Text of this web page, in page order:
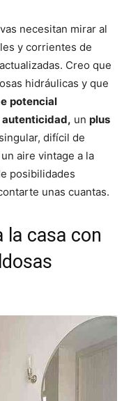
necesitan mirar al
y corrientes de
Creo que
hidráulicas y que
potencial
autenticidad, un plus
difícil de
aire vintage a la
posibilidades
unas cuantas.
la casa con